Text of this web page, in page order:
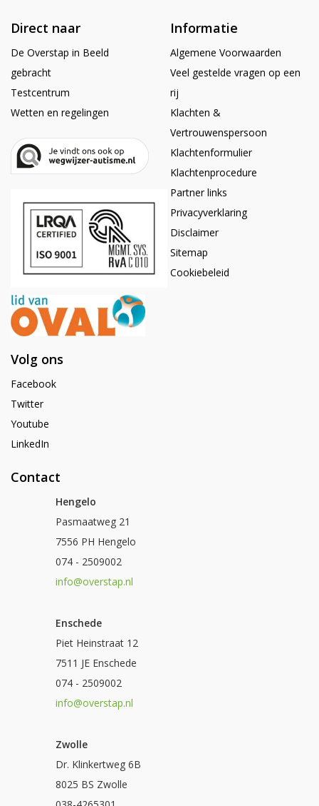
Direct naar
De Overstap in Beeld
gebracht
Testcentrum
Wetten en regelingen
Informatie
Algemene Voorwaarden
Veel gestelde vragen op een
rij
Klachten &
Vertrouwenspersoon
Klachtenformulier
Klachtenprocedure
Partner links
Privacyverklaring
Disclaimer
Sitemap
Cookiebeleid
Volg ons
Facebook
Twitter
Youtube
LinkedIn
Contact
Hengelo
Pasmaatweg 21
7556 PH Hengelo
074 - 2509002
info@overstap.nl
Enschede
Piet Heinstraat 12
7511 JE Enschede
074 - 2509002
info@overstap.nl
Zwolle
Dr. Klinkertweg 6B
8025 BS Zwolle